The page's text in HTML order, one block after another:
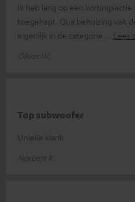
Ik heb lang op een
toegehapt. Qua behuizing valt
eigenlijk in de categorie
Oliver W.
Top subwoofer
Unieke klank
Norbert K.